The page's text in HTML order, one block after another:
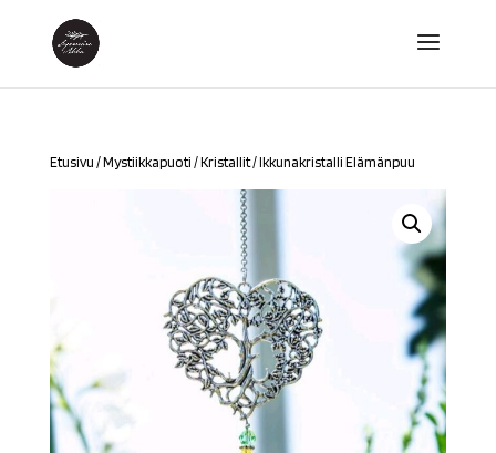
Etusivu /Mystiikkapuoti /Kristallit/ Ikkunakristalli Elämänpuu